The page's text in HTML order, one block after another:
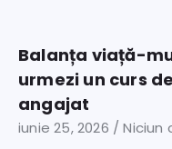
Balanța viață-
urmezi un curs
angajat
iunie 25, 2026 Niciun